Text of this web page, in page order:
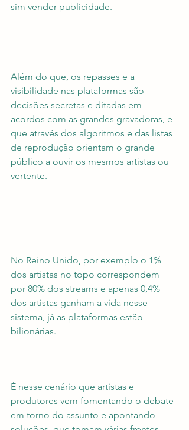
sim vender publicidade.
Além do que, os repasses e a
visibilidade nas plataformas são
decisões secretas e ditadas em
acordos com as grandes gravadoras, e
que através dos algoritmos e das listas
de reprodução orientam o grande
público a ouvir os mesmos artistas ou
vertente.
No Reino Unido, por exemplo o 1%
dos artistas no topo correspondem
por 80% dos streams e apenas 0,4%
dos artistas ganham a vida nesse
sistema, já as plataformas estão
bilionárias.
É nesse cenário que artistas e
produtores vem fomentando o debate
em torno do assunto e apontando